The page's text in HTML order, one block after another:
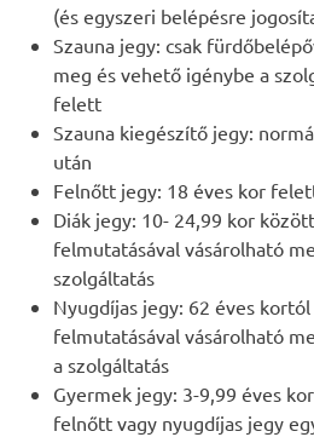
(és egyszeri belépésre
Szauna jegy: csak
meg és vehető igénybe a
felett
Szauna kiegészítő jegy:
után
Felnőtt jegy: 18 éves kor
Diák jegy: 10- 24,99 kor
felmutatásával vásárolható
szolgáltatás
Nyugdíjas jegy: 62 éves
felmutatásával vásárolható
a szolgáltatás
Gyermek jegy: 3-9,99 éves
felnőtt vagy nyugdíjas jegy